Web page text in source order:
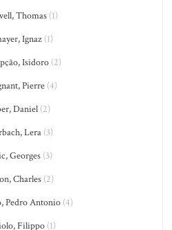
Thomas (1)
Ignaz (1)
Isidoro (2)
Pierre (4)
Daniel (2)
Lera(3)
Georges(3)
Charles(2)
Pedro Antonio (4)
Filippo (1)